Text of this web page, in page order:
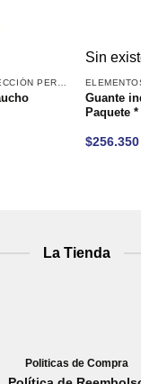
ELEMENTOS DE PROTECCIÓN PERSONAL
Sin
Guante
Paquete
$256.350
La Tienda
Politicas de Compra